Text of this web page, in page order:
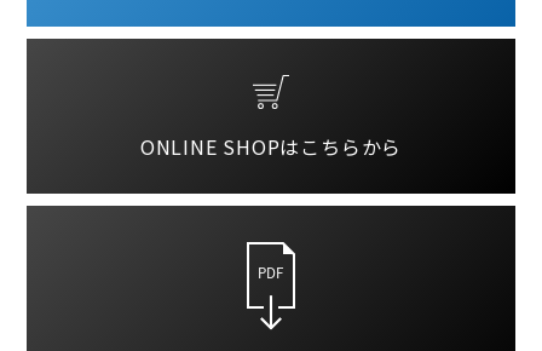
ONLINE SHOPはこちらから